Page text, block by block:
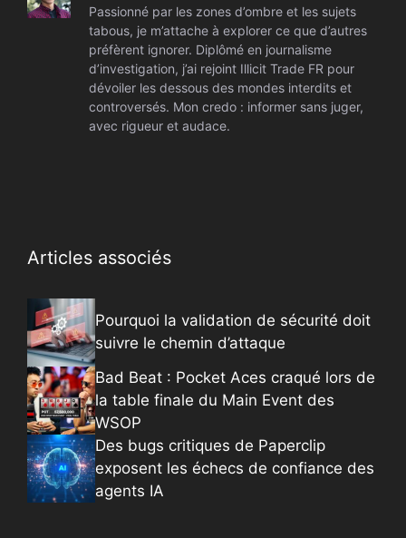
Passionné par les zones d’ombre et les sujets
tabous, je m’attache à explorer ce que d’autres
préfèrent ignorer. Diplômé en journalisme
d’investigation, j’ai rejoint Illicit Trade FR pour
dévoiler les dessous des mondes interdits et
controversés. Mon credo : informer sans juger,
avec rigueur et audace.
Articles associés
Pourquoi la validation de sécurité doit
suivre le chemin d’attaque
Bad Beat : Pocket Aces craqué lors de
la table finale du Main Event des
WSOP
Des bugs critiques de Paperclip
exposent les échecs de confiance des
agents IA